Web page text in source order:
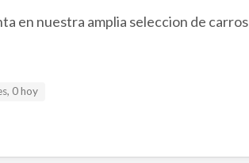
en nuestra amplia seleccion de carros
0 hoy